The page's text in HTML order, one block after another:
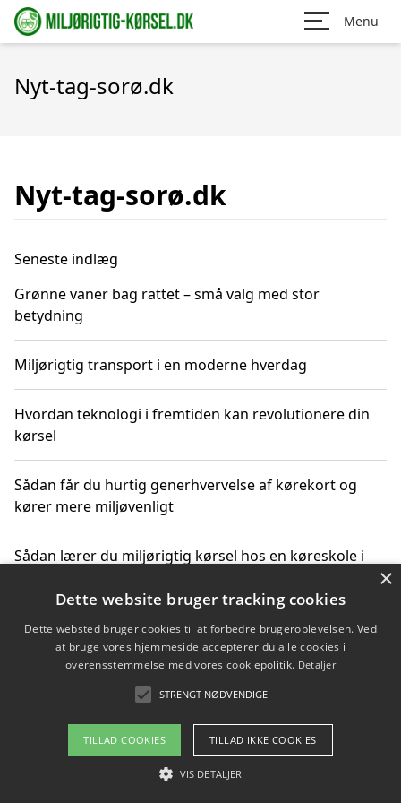
Menu
Nyt-tag-sorø.dk
Nyt-tag-sorø.dk
Seneste indlæg
Grønne vaner bag rattet – små valg med stor
betydning
Miljørigtig transport i en moderne hverdag
Hvordan teknologi i fremtiden kan revolutionere din
kørsel
Sådan får du hurtig generhvervelse af kørekort og
kører mere miljøvenligt
Sådan lærer du miljørigtig kørsel hos en køreskole i
Copyright 2026 - Pilanto Aps
Om / kontakt
×
Dette website bruger tracking cookies
Dette websted bruger cookies til at forbedre brugeroplevelsen. Ved
at bruge vores hjemmeside accepterer du alle cookies i
overensstemmelse med vores cookiepolitik. Detaljer
STRENGT NØDVENDIGE
TILLAD COOKIES TILLAD IKKE COOKIES
VIS DETALJER